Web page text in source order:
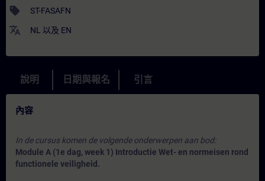
sell ST-FASAFN
translate NL 以及 EN
說明 日期與報名 引言
內容
In de cursus komen de volgende onderwerpen aan bod:
Module A (1e dag, week 1) Introductie Wet- en normeisen rond
functionele veiligheid.